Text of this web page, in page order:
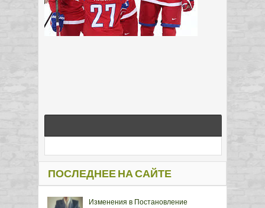
ПОСЛЕДНЕЕ НА САЙТЕ
Изменения в Постановление